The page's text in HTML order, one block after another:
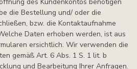
die Bestellung und/ oder die
bzw. die Kontaktaufnahme
Daten erhoben werden, ist aus
ersichtlich. Wir verwenden die
gemäß Art. 6 Abs. 1 S. 1 lit. b
und Bearbeitung Ihrer Anfragen.